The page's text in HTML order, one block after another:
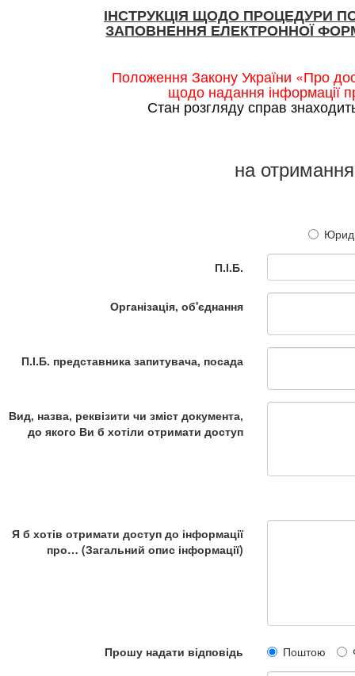
ІНСТРУКЦІЯ ЩОДО ПРОЦЕДУРИ
ЗАПОВНЕННЯ ЕЛЕКТРОННОЇ
Положення Закону України «Про
щодо надання інформації
Стан розгляду справ
на отримання
П.І.Б.
Організація, об'єднання
П.І.Б. представника запитувача, посада
Вид, назва, реквізити чи зміст документа,
до якого Ви б хотіли отримати доступ
Я б хотів отримати доступ до інформації
про… (Загальний опис інформації)
Прошу надати відповідь Поштою